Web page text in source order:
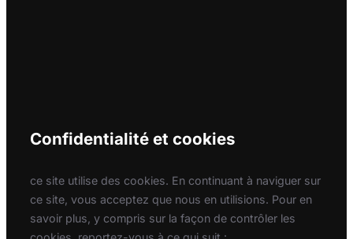
Confidentialité et cookies
ce site utilise des cookies. En continuant à naviguer sur
ce site, vous acceptez que nous en utilisions. Pour en
savoir plus, y compris sur la façon de contrôler les